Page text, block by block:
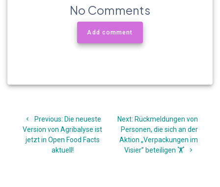
No Comments
Add comment
Previous: Previous
post:
Die neueste
Version von Agribalyse ist
jetzt in Open Food Facts
aktuell!
Next: Next
post:
Rückmeldungen von
Personen, die sich an der
Aktion „Verpackungen im
Visier” beteiligen 🏋️